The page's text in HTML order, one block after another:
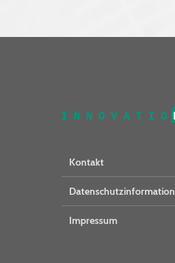
Kontakt
Datenschutzinformation
Impressum